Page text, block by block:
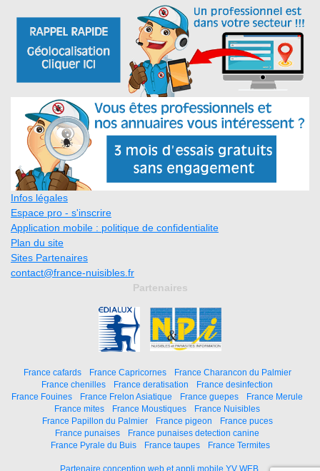
Infos légales
Espace pro - s'inscrire
Application mobile : politique de confidentialite
Plan du site
Sites Partenaires
contact@france-nuisibles.fr
Partenaires
France cafards France Capricornes
France Charancon du Palmier
France chenilles
France deratisation
France desinfection
France Fouines
France Frelon Asiatique France guepes
France Merule
France mites
France Moustiques
France Nuisibles
France Papillon du Palmier
France pigeon
France puces
France punaises
France punaises detection canine
France Pyrale du Buis
France taupes France Termites
Partenaire conception web et appli mobile YV WEB.